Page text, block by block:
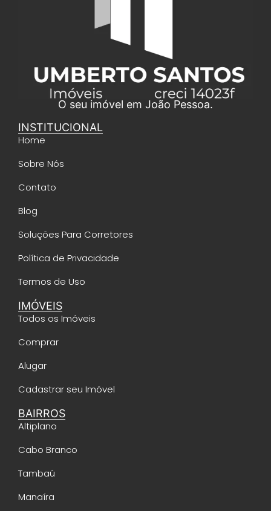
O seu imóvel em João Pessoa.
INSTITUCIONAL
Home
Sobre Nós
Contato
Blog
Soluções Para Corretores
Política de Privacidade
Termos de Uso
IMÓVEIS
Todos os Imóveis
Comprar
Alugar
Cadastrar seu Imóvel
BAIRROS
Altiplano
Cabo Branco
Tambaú
Manaíra